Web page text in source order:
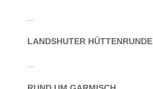
LANDSHUTER HÜTTENRUNDE